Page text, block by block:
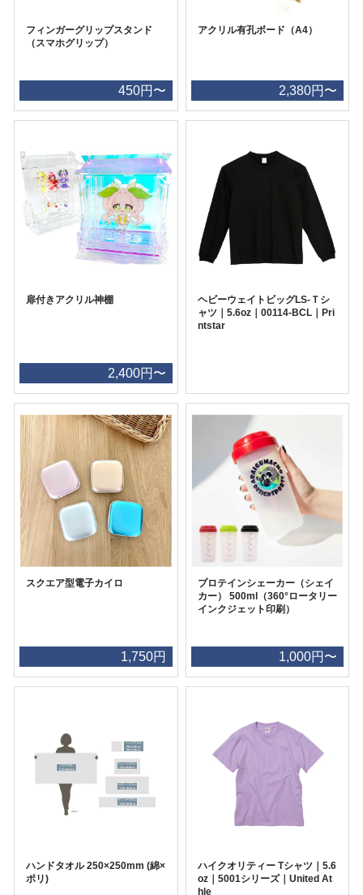
フィンガーグリップスタンド
（スマホグリップ）
450円〜
アクリル有孔ボード（A4）
2,380円〜
扉付きアクリル神棚
2,400円〜
ヘビーウェイトビッグLS-Ｔシ
ャツ｜5.6oz｜00114-BCL｜Pri
ntstar
スクエア型電子カイロ
1,750円
プロテインシェーカー（シェイ
カー） 500ml（360°ロータリー
インクジェット印刷）
1,000円〜
ハンドタオル 250×250mm (綿×
ポリ)
ハイクオリティー Tシャツ｜5.6
oz｜5001シリーズ｜United At
hle